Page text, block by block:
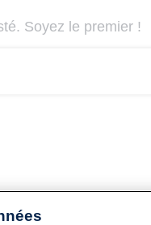
Soyez le premier !